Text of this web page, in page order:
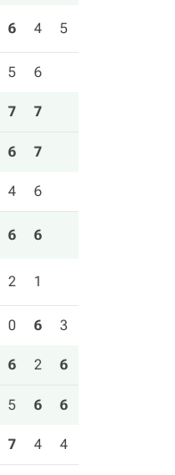
6 4 5
5 6
7 7
6 7
4 6
6 6
2 1
0 6 3
6 2 6
5 6 6
7 4 4